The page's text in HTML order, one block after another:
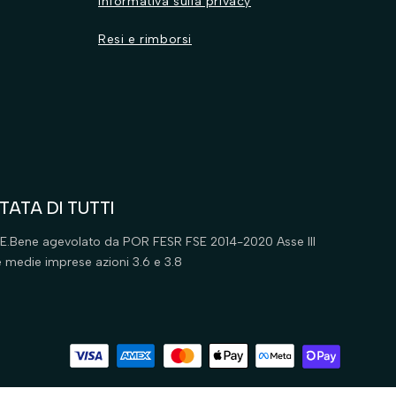
Resi e rimborsi
DI TUTTI
agevolato da POR FESR FSE 2014-2020 Asse III
imprese azioni 3.6 e 3.8